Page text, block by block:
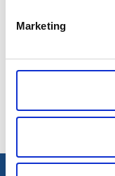
Marketing